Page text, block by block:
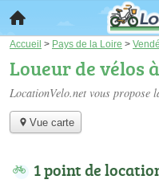
Accueil > Pays de la Loire >
Loueur de vélos
LocationVelo.net vous propose
Vue carte
1 point de